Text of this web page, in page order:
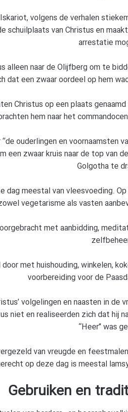
volgens de verhalen
schuilplaats van Christus en
arrestatie
alleen naar de Olijfberg om te
dat een zwaar oordeel op hem
Christus op een plaats genaamd
hem naar het
ouderlingen en voornaamsten
een zwaar kruis naar de top van
Golgotha te
dag meestal van vleesvoeding.
vegetarisme als vasten
met aanbidding,
met huishouding, winkelen,
voorbereiding voor de
volgelingen en naasten in de
niet en realiseerden zich dat hij
“Heer” was
van vreugde en
op deze dag is meestal
Gebruiken en